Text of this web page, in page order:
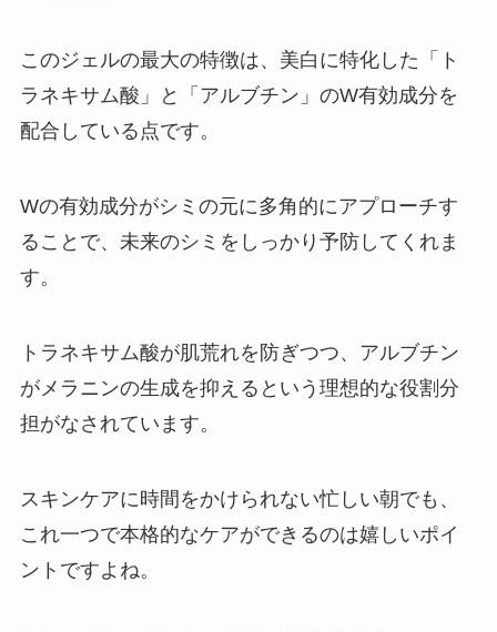
このジェルの最大の特徴は、美白に特化した「ト
ラネキサム酸」と「アルブチン」のW有効成分を
配合している点です。
Wの有効成分がシミの元に多角的にアプローチす
ることで、未来のシミをしっかり予防してくれま
す。
トラネキサム酸が肌荒れを防ぎつつ、アルブチン
がメラニンの生成を抑えるという理想的な役割分
担がなされています。
スキンケアに時間をかけられない忙しい朝でも、
これ一つで本格的なケアができるのは嬉しいポイ
ントですよね。